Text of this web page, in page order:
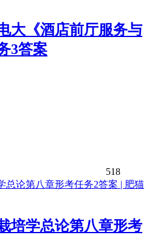
大《酒店前厅服务与
3答案
518
培学总论第八章形考